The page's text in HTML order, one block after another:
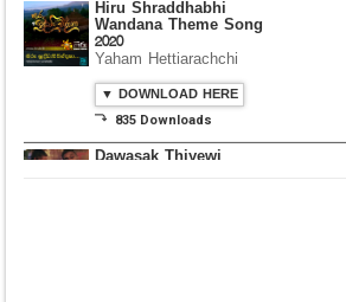
Hiru Shraddhabhi
Wandana Theme Song
2020
Yaham Hettiarachchi
▼ DOWNLOAD HERE
⤵ 835 Downloads
Dawasak Thiyewi